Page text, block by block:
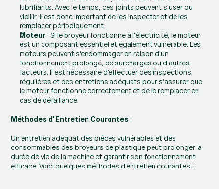
lubrifiants. Avec le temps, ces joints peuvent s'user ou
vieillir, il est donc important de les inspecter et de les
remplacer périodiquement.
Moteur : Si le broyeur fonctionne à l'électricité, le moteur
est un composant essentiel et également vulnérable. Les
moteurs peuvent s'endommager en raison d'un
fonctionnement prolongé, de surcharges ou d'autres
facteurs. Il est nécessaire d'effectuer des inspections
régulières et des entretiens adéquats pour s'assurer que
le moteur fonctionne correctement et de le remplacer en
cas de défaillance.
Méthodes d'Entretien Courantes :
Un entretien adéquat des pièces vulnérables et des
consommables des broyeurs de plastique peut prolonger la
durée de vie de la machine et garantir son fonctionnement
efficace. Voici quelques méthodes d'entretien courantes :